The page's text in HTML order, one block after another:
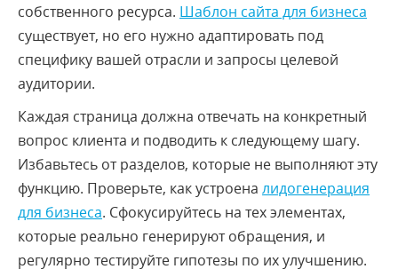
собственного ресурса. Шаблон сайта для бизнеса
существует, но его нужно адаптировать под
специфику вашей отрасли и запросы целевой
аудитории.
Каждая страница должна отвечать на конкретный
вопрос клиента и подводить к следующему шагу.
Избавьтесь от разделов, которые не выполняют эту
функцию. Проверьте, как устроена лидогенерация
для бизнеса. Сфокусируйтесь на тех элементах,
которые реально генерируют обращения, и
регулярно тестируйте гипотезы по их улучшению.